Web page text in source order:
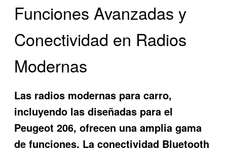
Funciones Avanzadas y
Conectividad en Radios
Modernas
Las radios modernas para carro,
incluyendo las diseñadas para el
Peugeot 206, ofrecen una amplia gama
de funciones. La conectividad Bluetooth